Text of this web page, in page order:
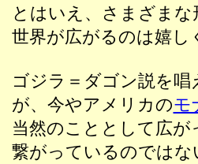
とはいえ、さまざま
世界が広がるのは嬉し
ゴジラ＝ダゴン説を
が、今やアメリカのモ
当然のこととして広
繋がっているのでは